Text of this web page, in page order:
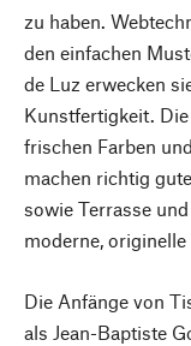
zu haben.
den einfachen
de Luz erwecken
Kunstfertigkeit.
frischen Farben
machen richtig
sowie Terrasse
moderne, originelle
Die Anfänge von
als Jean-Baptiste